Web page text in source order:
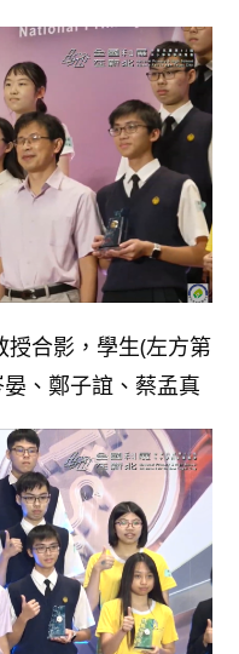
合影，學生(左方第
、鄭子誼、蔡孟真